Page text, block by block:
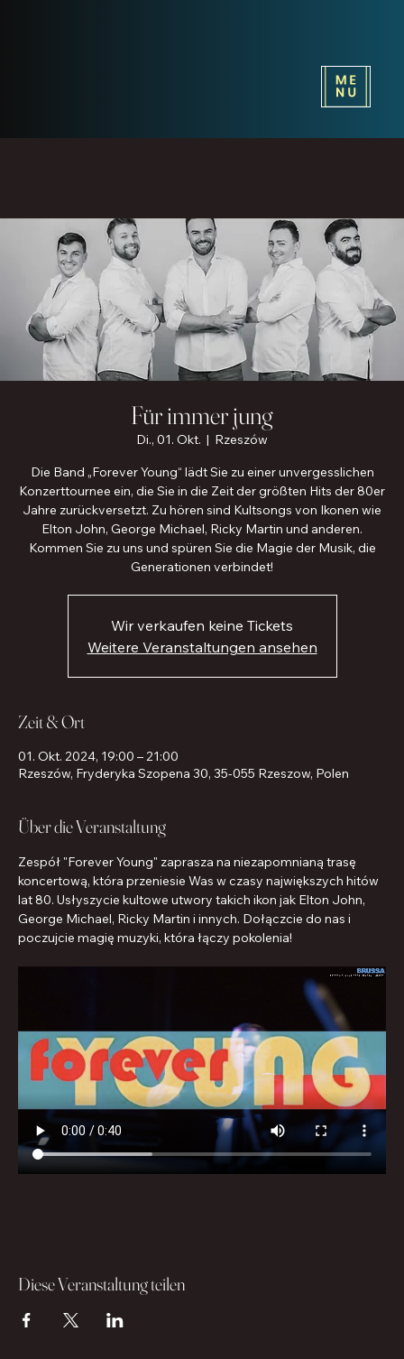
Für immer jung
Di., 01. Okt.
  |
Rzeszów
Die Band „Forever Young“ lädt Sie zu einer unvergesslichen
Konzerttournee ein, die Sie in die Zeit der größten Hits der 80er
Jahre zurückversetzt. Zu hören sind Kultsongs von Ikonen wie
Elton John, George Michael, Ricky Martin und anderen.
Kommen Sie zu uns und spüren Sie die Magie der Musik, die
Generationen verbindet!
Wir verkaufen keine Tickets
Weitere Veranstaltungen ansehen
Zeit & Ort
01. Okt. 2024, 19:00 – 21:00
Rzeszów, Fryderyka Szopena 30, 35-055 Rzeszow, Polen
Über die Veranstaltung
Zespół "Forever Young" zaprasza na niezapomnianą trasę
koncertową, która przeniesie Was w czasy największych hitów
lat 80. Usłyszycie kultowe utwory takich ikon jak Elton John,
George Michael, Ricky Martin i innych. Dołączcie do nas i
poczujcie magię muzyki, która łączy pokolenia!
Diese Veranstaltung teilen